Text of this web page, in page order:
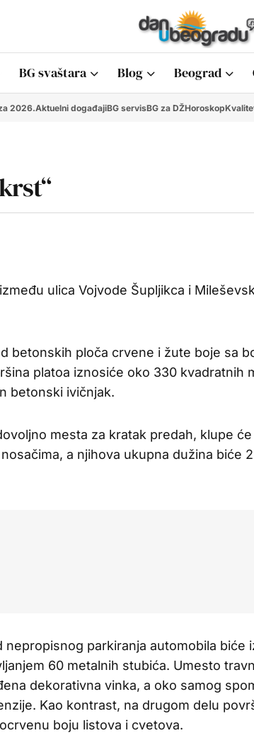
BG svaštara Blog Beograd
2026.Aktuelni događajiBG servisBG za DŽHoroskop
ulica Vojvode Šupljikca i
betonskih ploča crvene i žute boje sa
platoa iznosiće oko 330 kvadratnih
betonski ivičnjak.
mesta za kratak predah, klupe
a njihova ukupna dužina biće
nepropisnog parkiranja automobila biće
60 metalnih stubića. Umesto
dekorativna vinka, a oko samog
Kao kontrast, na drugom delu
boju listova i cvetova.